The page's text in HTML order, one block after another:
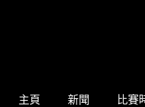
主頁 新聞 比賽